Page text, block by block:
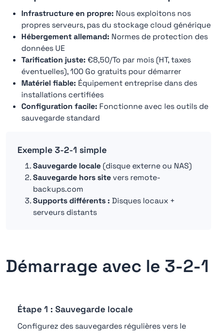
Infrastructure en propre: Nous exploitons nos
propres serveurs, pas du stockage cloud générique
Hébergement allemand: Normes de protection des
données UE
Tarification juste: €8,50/To par mois (HT, taxes
éventuelles), 100 Go gratuits pour démarrer
Matériel fiable: Équipement entreprise dans des
installations certifiées
Configuration facile: Fonctionne avec les outils de
sauvegarde standard
Exemple 3-2-1 simple
Sauvegarde locale (disque externe ou NAS)
Sauvegarde hors sitevers remote-
backups.com
Supports différents : Disques locaux +
serveurs distants
Démarrage avec le 3-2-1
Étape 1 : Sauvegarde locale
Configurez des sauvegardes régulières vers le